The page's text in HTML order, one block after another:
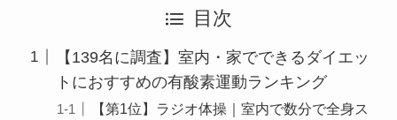
目次
【139名に調査】室内・家でできるダイエッ
トにおすすめの有酸素運動ランキング
【第1位】ラジオ体操｜室内で数分で全身ス